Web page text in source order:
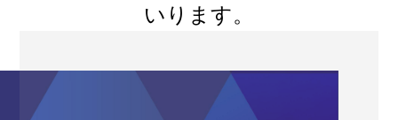
いります。